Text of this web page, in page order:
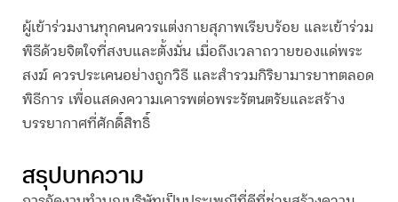
ผู้เข้าร่วมงานทุกคนควรแต่งกายสุภาพเรียบร้อย และเข้าร่วม
พิธีด้วยจิตใจที่สงบและตั้งมั่น เมื่อถึงเวลาถวายของแด่พระ
สงฆ์ ควรประเคนอย่างถูกวิธี และสำรวมกิริยามารยาทตลอด
พิธีการ เพื่อแสดงความเคารพต่อพระรัตนตรัยและสร้าง
บรรยากาศที่ศักดิ์สิทธิ์
สรุปบทความ